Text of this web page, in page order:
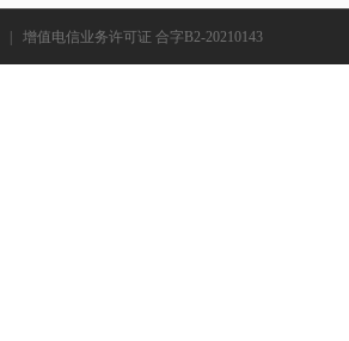
增值电信业务许可证 合字B2-20210143